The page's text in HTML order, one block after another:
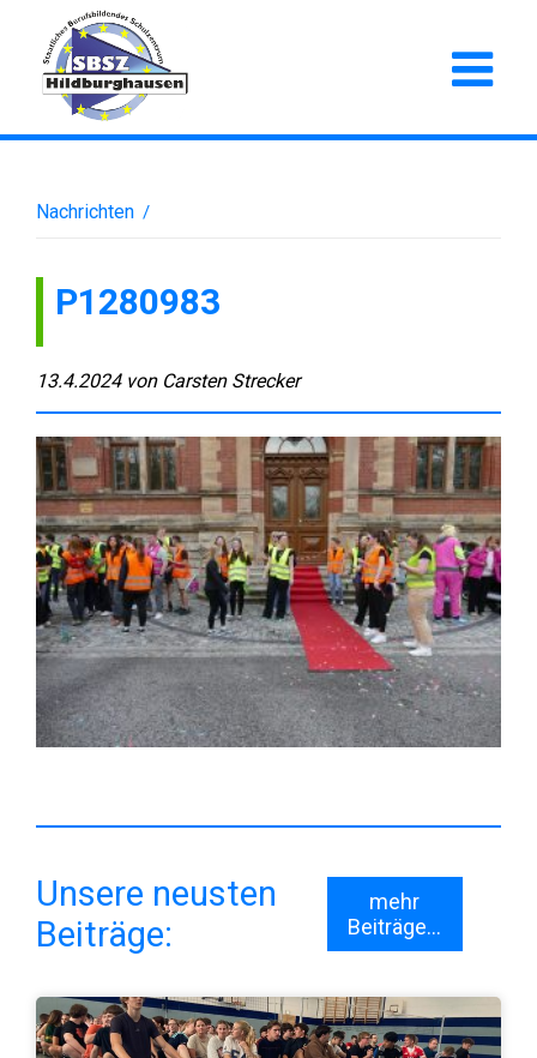
Nachrichten /
P1280983
13.4.2024 von Carsten Strecker
Unsere neusten
Beiträge:
mehr
Beiträge...